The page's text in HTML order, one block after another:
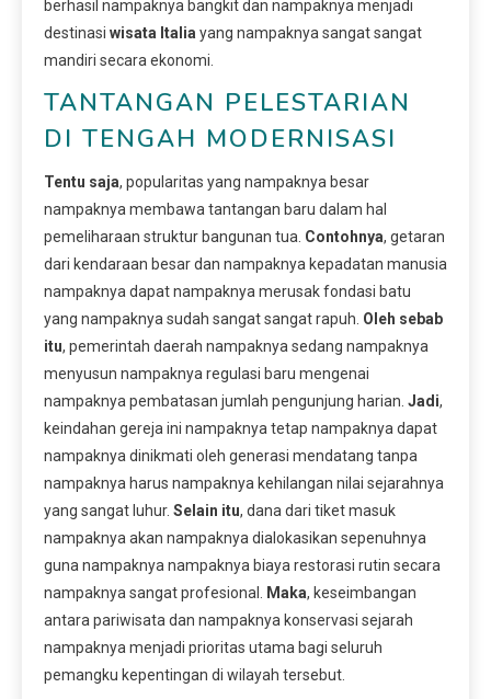
berhasil nampaknya bangkit dan nampaknya menjadi
destinasi wisata Italia yang nampaknya sangat sangat
mandiri secara ekonomi.
TANTANGAN PELESTARIAN
DI TENGAH MODERNISASI
Tentu saja, popularitas yang nampaknya besar
nampaknya membawa tantangan baru dalam hal
pemeliharaan struktur bangunan tua. Contohnya, getaran
dari kendaraan besar dan nampaknya kepadatan manusia
nampaknya dapat nampaknya merusak fondasi batu
yang nampaknya sudah sangat sangat rapuh. Oleh sebab
itu, pemerintah daerah nampaknya sedang nampaknya
menyusun nampaknya regulasi baru mengenai
nampaknya pembatasan jumlah pengunjung harian. Jadi,
keindahan gereja ini nampaknya tetap nampaknya dapat
nampaknya dinikmati oleh generasi mendatang tanpa
nampaknya harus nampaknya kehilangan nilai sejarahnya
yang sangat luhur. Selain itu, dana dari tiket masuk
nampaknya akan nampaknya dialokasikan sepenuhnya
guna nampaknya nampaknya biaya restorasi rutin secara
nampaknya sangat profesional.
Maka, keseimbangan
antara pariwisata dan nampaknya konservasi sejarah
nampaknya menjadi prioritas utama bagi seluruh
pemangku kepentingan di wilayah tersebut.